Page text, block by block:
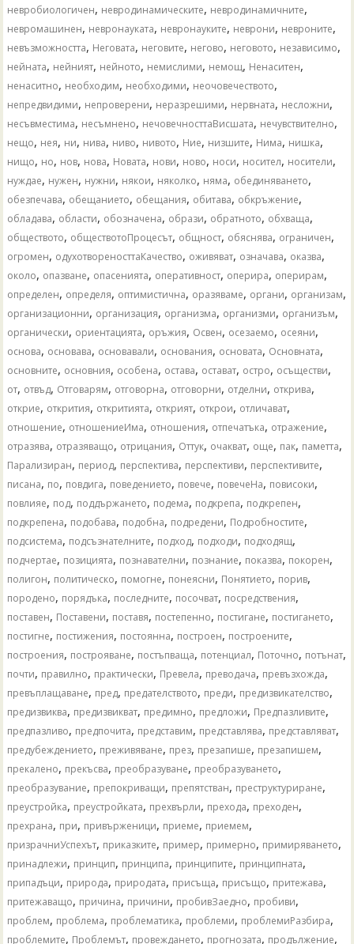
невробиологичен, невродинамическите, невродинамичните,
невромашинен, невронауката, невронауките, неврони, невроните,
невъзможността, Неговата, неговите, негово, неговото, независимо,
нейната, нейният, нейното, немислими, немощ, Ненаситен,
ненаситно, необходим, необходими, неочовечеството,
непредвидими, непроверени, неразрешими, нервната, несложни,
несъвместима, несъмнено, нечовечносттаВисшата, нечувствително,
нещо, нея, ни, нива, ниво, нивото, Ние, низшите, Нима, нишка,
нищо, но, нов, нова, Новата, нови, ново, носи, носител, носители,
нуждае, нужен, нужни, някои, няколко, няма, обединяването,
обезпечава, обещанието, обещания, обитава, обкръжение,
обладава, области, обозначена, образи, обратното, обхваща,
обществото, обществотоПроцесът, общност, обяснява, ограничен,
огромен, одухотвореносттаКачество, оживяват, означава, оказва,
около, опазване, опасенията, оперативност, оперира, оперирам,
определен, определя, оптимистична, оразяваме, органи, организам,
организационни, организация, организма, организми, организъм,
органически, ориентацията, оръжия, Освен, осезаемо, осеяни,
основа, основава, основавали, основания, основата, Основната,
основните, основния, особена, остава, остават, остро, осъществи,
от, отвъд, Отговарям, отговорна, отговорни, отделни, открива,
открие, открития, откритията, открият, открои, отличават,
отношение, отношениеИма, отношения, отпечатъка, отражение,
отразява, отразяващо, отрицания, Оттук, очакват, още, пак, паметта,
Парализиран, период, перспектива, перспективи, перспективите,
писана, по, повдига, поведението, повече, повечеНа, повисоки,
повлияе, под, поддържането, подема, подкрепа, подкрепен,
подкрепена, подобава, подобна, подредени, Подробностите,
подсистема, подсъзнателните, подход, подходи, подходящ,
подчертае, позицията, познавателни, познание, показва, покорен,
полигон, политическо, помогне, понеясни, Понятието, порив,
породено, порядъка, последните, посочват, посредствения,
поставен, Поставени, поставя, постепенно, постигане, постигането,
постигне, постижения, постоянна, построен, построените,
построения, построяване, постъпваща, потенциал, Поточно, потънат,
почти, правилно, практически, Превела, преводача, превъзхожда,
превъплащаване, пред, предателството, преди, предизвикателство,
предизвиква, предизвикват, предимно, предложи, Предпазливите,
предпазливо, предпочита, представим, представлява, представляват,
предубеждението, преживяване, през, презапише, презапишем,
прекалено, прекъсва, преобразуване, преобразуването,
преобразувание, препокриващи, препятстван, преструктуриране,
преустройка, преустройката, прехвърли, прехода, преходен,
прехрана, при, привърженици, приеме, приемем,
призрачниУспехът, приказките, пример, примерно, примиряването,
принадлежи, принцип, принципа, принципите, принципната,
припадъци, природа, природата, присъща, присъщо, притежава,
притежаващо, причина, причини, пробивЗаедно, пробиви,
проблем, проблема, проблематика, проблеми, проблемиРазбира,
проблемите, Проблемът, провеждането, прогнозата, продължение,